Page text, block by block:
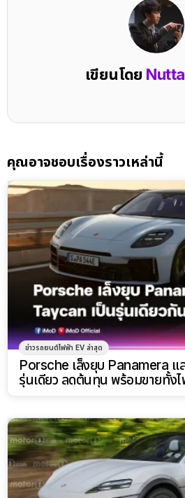
เขียนโดย
คุณอาจชอบเรื่องราวเหล่านี้
ข่าวรถยนต์ไฟฟ้า EV ล่าสุด
Porsche เล็งยุบ Panamera แ
รุ่นเดียว ลดต้นทุน พร้อมขายทั้ง